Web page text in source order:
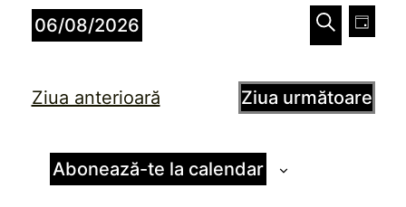
6
august
2026
Caută
Zi
06/08/2026
Ziua anterioară Ziua următoare
Abonează-te la calendar